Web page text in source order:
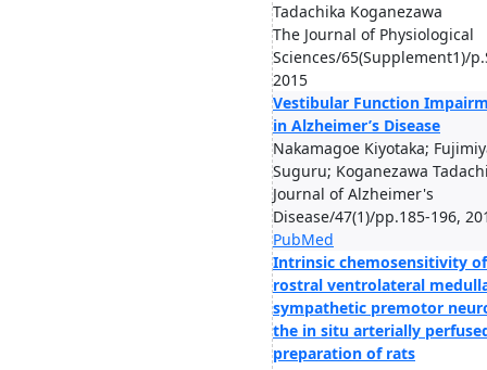
Tadachika Koganezawa
The Journal of Physiological
Sciences/65(Supplement1)/
2015
Vestibular Function
in Alzheimer’s Disease
Nakamagoe Kiyotaka;
Suguru; Koganezawa
Journal of Alzheimer's
Disease/47(1)/pp.185-196,
PubMed
Intrinsic chemosensitivity of
rostral ventrolateral
sympathetic premotor
the in situ arterially
preparation of rats